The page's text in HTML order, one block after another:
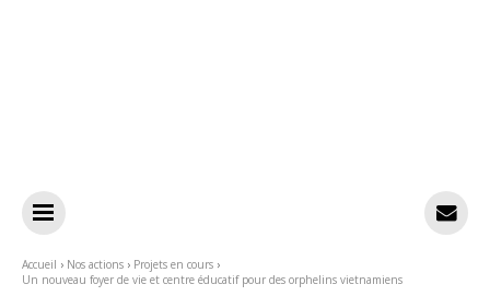
Accueil › Nos actions › Projets en cours ›
Un nouveau foyer de vie et centre éducatif pour des orphelins vietnamiens